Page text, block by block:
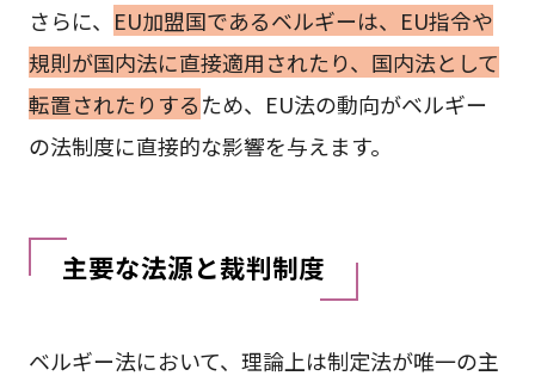
さらに、 EU加盟国であるベルギーは、EU指令や
規則が国内法に直接適用されたり、国内法として
転置されたりするため、EU法の動向がベルギー
の法制度に直接的な影響を与えます。
主要な法源と裁判制度
ベルギー法において、理論上は制定法が唯一の主